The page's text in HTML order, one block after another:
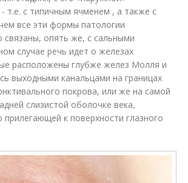
т.е. с типичным ячменем , а также с
все эти формы патологии
связаны, опять же, с сальными
случае речь идет о железах
расположены глубже желез Молля и
выходными канальцами на границах
покрова, или же на самой
слизистой оболочке века,
прилегающей к поверхности глазного